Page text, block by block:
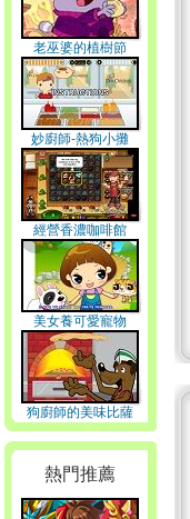
老巫婆的植樹節
妙廚師-熱狗小攤
經營香濃咖啡館
美女養可愛寵物
狗廚師的美味比薩
熱門推薦